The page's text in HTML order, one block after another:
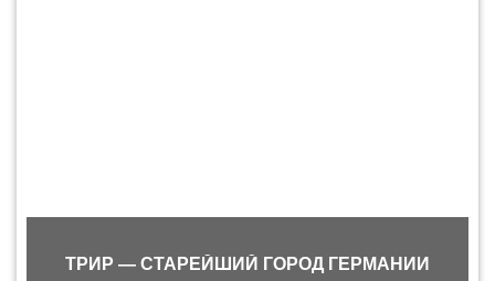
ТРИР — СТАРЕЙШИЙ ГОРОД ГЕРМАНИИ